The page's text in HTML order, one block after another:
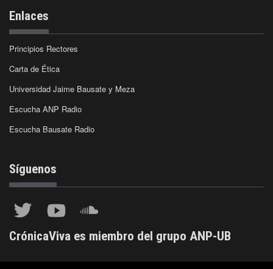
Enlaces
Principios Rectores
Carta de Ética
Universidad Jaime Bausate y Meza
Escucha ANP Radio
Escucha Bausate Radio
Síguenos
CrónicaViva es miembro del grupo ANP-UB